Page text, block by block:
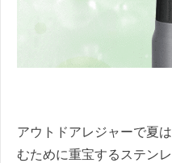
アウトドアレジャーで夏
むために重宝するステン